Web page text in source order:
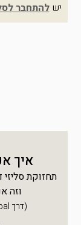
ישלהתחבר
איך
תחזוקת
וזה
(דרך Paypal, בצורה מאובטחת, אנונימית ומהירה)